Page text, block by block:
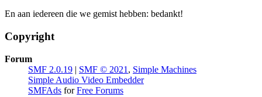
En aan iedereen die we gemist hebben: bedankt!
Copyright
Forum
SMF 2.0.19 | SMF © 2021 , Simple Machines
Simple Audio Video Embedder
SMFAds forFree Forums